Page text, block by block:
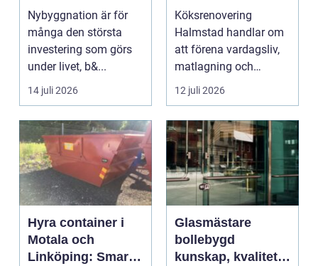
Nybyggnation är för
många den största
investering som görs
under livet, b&...
14 juli 2026
funktionellt och
trivsamt kök
Köksrenovering
Halmstad handlar om
att förena vardagsliv,
matlagning och
umgänge i et...
12 juli 2026
Hyra container i
Motala och
Linköping: Smart
Glasmästare
bollebygd
kunskap, kvalitet